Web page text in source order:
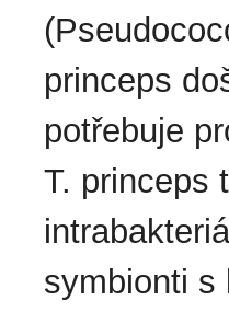
princeps
potřebuje
T. princeps
symbionti s